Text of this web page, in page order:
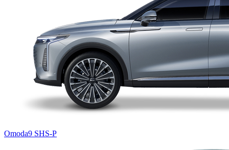
Omoda9 SHS-P